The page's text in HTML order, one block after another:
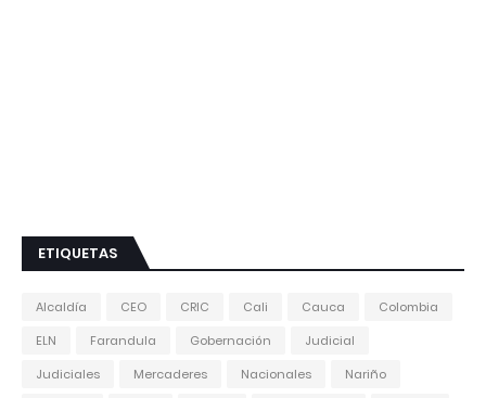
ETIQUETAS
Alcaldía CEO CRIC Cali Cauca
Colombia
ELN
Farandula Gobernación
Judicial
Judiciales
Mercaderes Nacionales
Nariño